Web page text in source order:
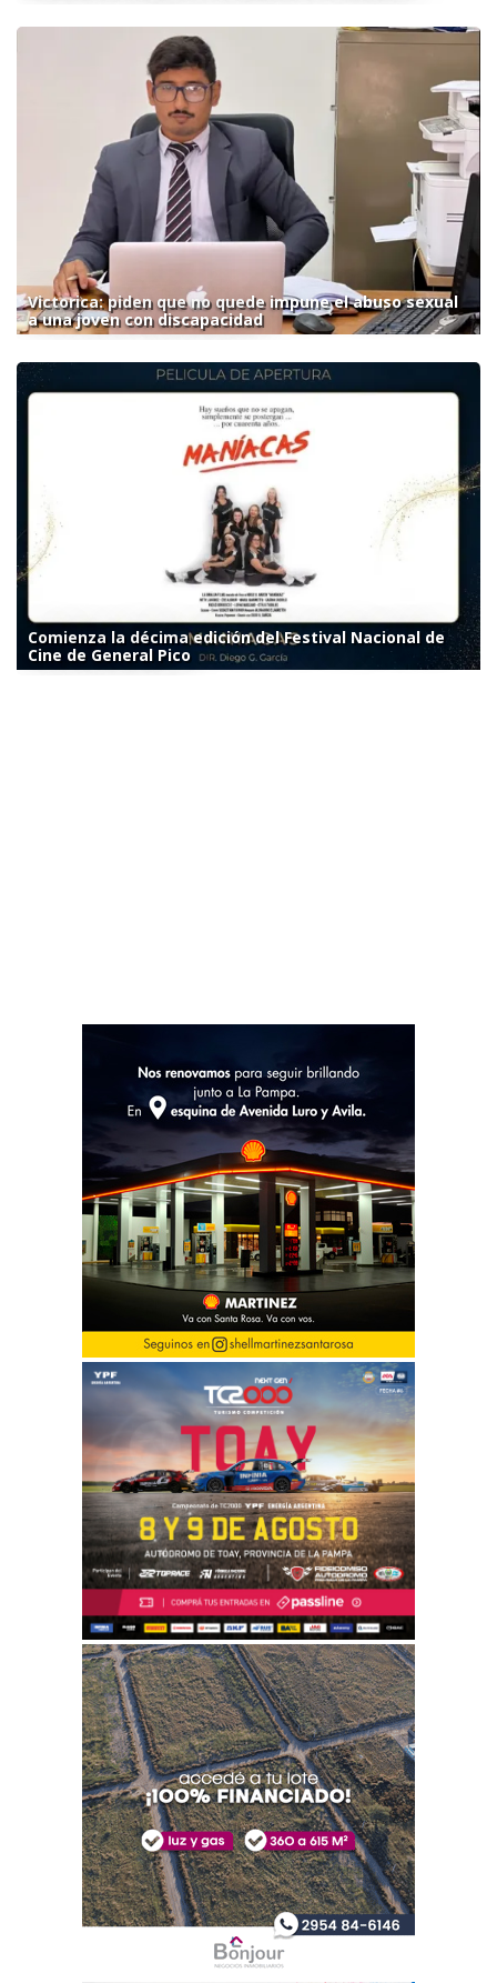
Victorica: piden que no quede impune el abuso sexual
a una joven con discapacidad
Comienza la décima edición del Festival Nacional de
Cine de General Pico